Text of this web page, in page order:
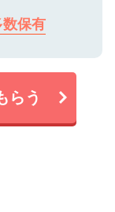
保有
らう